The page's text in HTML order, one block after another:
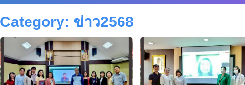
Category: ข่าว2568
PagePage
PagePagePagePage
PagePagePagePage